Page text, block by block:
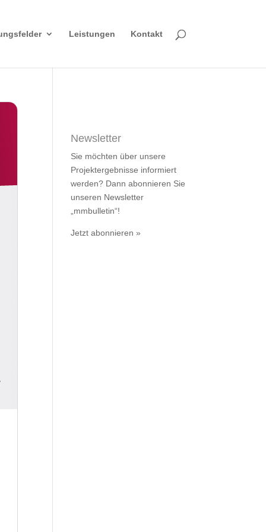
Leistungen Kontakt
Newsletter
Sie möchten über unsere
Projektergebnisse informiert
werden? Dann abonnieren Sie
unseren Newsletter
„mmbulletin“!
Jetzt abonnieren »